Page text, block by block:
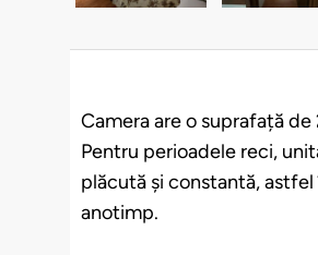
Camera are o suprafață
Pentru perioadele reci,
plăcută și constantă,
anotimp.